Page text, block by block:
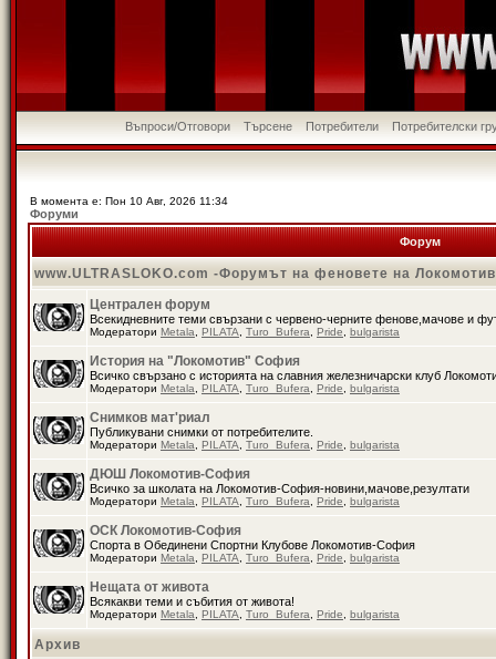
Въпроси/Отговори Търсене Потребители Потребителски
В момента е: Пон 10 Авг, 2026 11:34
Форуми
Форум
www.ULTRASLOKO.com -Форумът на феновете на
Централен форум
Всекидневните теми свързани с червено-черните фенове,мачове и
Модератори Metala PILATA Turo_Bufera Pride bulgarista
История на "Локомотив" София
Всичко свързано с историята на славния железничарски клуб
Модератори Metala PILATA Turo_Bufera Pride bulgarista
Снимков мат'риал
Публикувани снимки от потребителите.
Модератори Metala PILATA Turo_Bufera Pride bulgarista
ДЮШ Локомотив-София
Всичко за школата на Локомотив-София-новини,мачове,резултати
Модератори Metala PILATA Turo_Bufera Pride bulgarista
ОСК Локомотив-София
Спорта в Обединени Спортни Клубове Локомотив-София
Модератори Metala PILATA Turo_Bufera Pride bulgarista
Нещата от живота
Всякакви теми и събития от живота!
Модератори Metala PILATA Turo_Bufera Pride bulgarista
Архив